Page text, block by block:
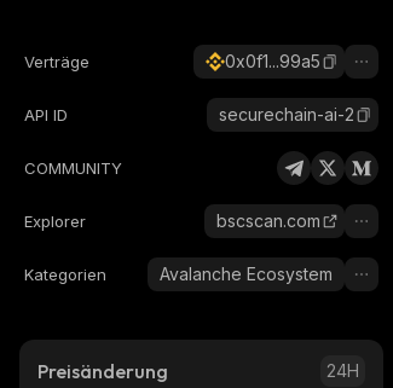
Verträge 0x0f1...99a5
API ID securechain-ai-2
COMMUNITY
Explorer bscscan.com
Kategorien Avalanche Ecosystem
Preisänderung 24H